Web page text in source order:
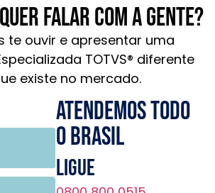
falar com a gente?
te ouvir e apresentar uma
TOTVS® diferente
existe no mercado.
Atendemos todo
o brasil
Ligue